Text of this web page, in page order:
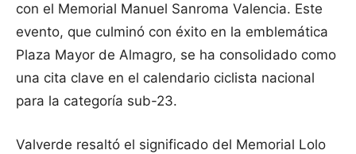
con el Memorial Manuel Sanroma Valencia. Este
evento, que culminó con éxito en la emblemática
Plaza Mayor de Almagro, se ha consolidado como
una cita clave en el calendario ciclista nacional
para la categoría sub-23.
Valverde resaltó el significado del Memorial Lolo